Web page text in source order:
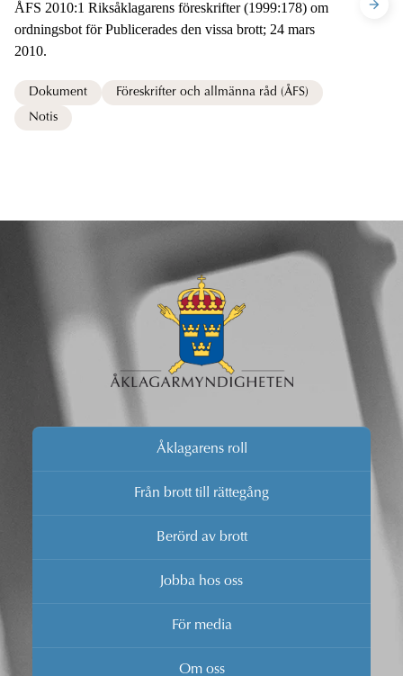
ÅFS 2010:1 Riksåklagarens föreskrifter (1999:178) om
ordningsbot för Publicerades den vissa brott; 24 mars
2010.
Dokument
Föreskrifter och allmänna råd (ÅFS)
Notis
Åklagarens roll
Från brott till rättegång
Berörd av brott
Jobba hos oss
För media
Om oss